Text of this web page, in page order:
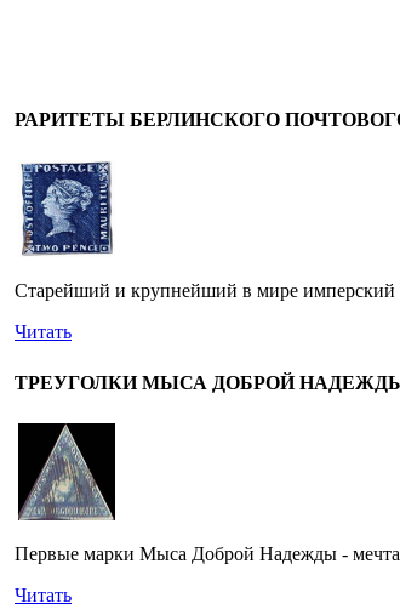
РАРИТЕТЫ БЕРЛИНСКОГО
Старейший и крупнейший в мире имперский
Читать
ТРЕУГОЛКИ МЫСА ДОБРОЙ
Первые марки Мыса Доброй Надежды -
Читать